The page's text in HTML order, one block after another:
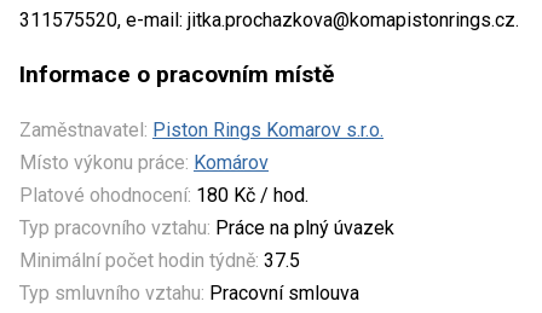
311575520, e-mail: jitka.prochazkova@komapistonrings.cz.
Informace o pracovním místě
Zaměstnavatel: Piston Rings Komarov s.r.o.
Místo výkonu práce: Komárov
Platové ohodnocení: 180 Kč / hod.
Typ pracovního vztahu: Práce na plný úvazek
Minimální počet hodin týdně: 37.5
Typ smluvního vztahu: Pracovní smlouva